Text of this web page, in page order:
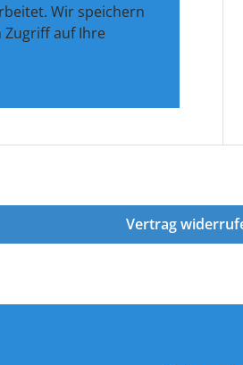
Wir speichern
Zugriff auf Ihre
Vertrag